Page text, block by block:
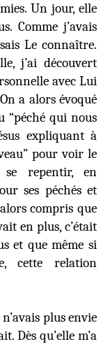
Un jour, elle
Comme j’avais
Le connaître.
j’ai découvert
avec Lui
a alors évoqué
“péché qui nous
expliquant à
pour voir le
repentir, en
ses péchés et
compris que
en plus, c’était
et que même si
cette relation
plus envie
Dès qu’elle m’a